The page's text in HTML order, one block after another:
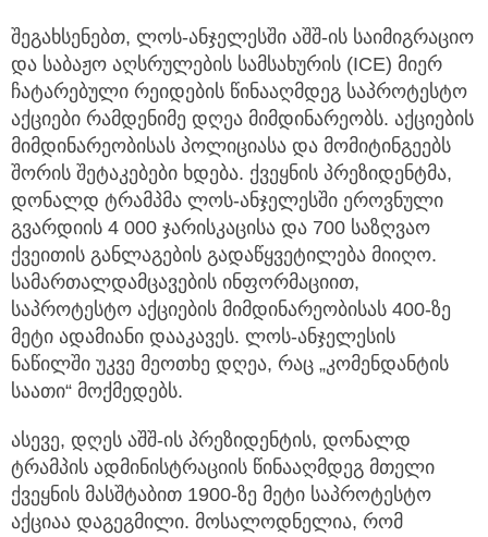
შეგახსენებთ, ლოს-ანჯელესში აშშ-ის საიმიგრაციო
და საბაჟო აღსრულების სამსახურის (ICE) მიერ
ჩატარებული რეიდების წინააღმდეგ საპროტესტო
აქციები რამდენიმე დღეა მიმდინარეობს. აქციების
მიმდინარეობისას პოლიციასა და მომიტინგეებს
შორის შეტაკებები ხდება. ქვეყნის პრეზიდენტმა,
დონალდ ტრამპმა ლოს-ანჯელესში ეროვნული
გვარდიის 4 000 ჯარისკაცისა და 700 საზღვაო
ქვეითის განლაგების გადაწყვეტილება მიიღო.
სამართალდამცავების ინფორმაციით,
საპროტესტო აქციების მიმდინარეობისას 400-ზე
მეტი ადამიანი დააკავეს. ლოს-ანჯელესის
ნაწილში უკვე მეოთხე დღეა, რაც „კომენდანტის
საათი“ მოქმედებს.
ასევე, დღეს აშშ-ის პრეზიდენტის, დონალდ
ტრამპის ადმინისტრაციის წინააღმდეგ მთელი
ქვეყნის მასშტაბით 1900-ზე მეტი საპროტესტო
აქციაა დაგეგმილი. მოსალოდნელია, რომ